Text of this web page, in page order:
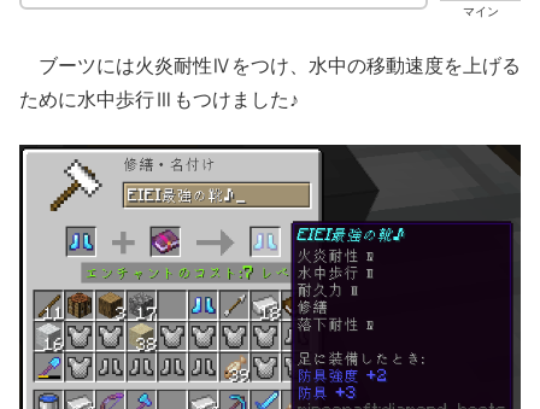
マイン
ブーツには火炎耐性Ⅳをつけ、水中の移動速度を上げる
ために水中歩行Ⅲもつけました♪